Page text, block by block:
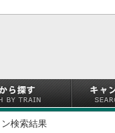
ン検索結果